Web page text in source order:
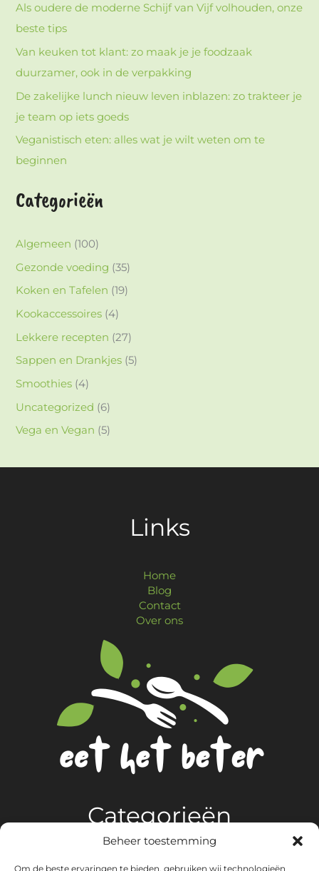
Beheer toestemming
Om de beste ervaringen te bieden, gebruiken wij technologieën
Als oudere de moderne Schijf van Vijf volhouden, onze
beste tips
Van keuken tot klant: zo maak je je foodzaak
duurzamer, ook in de verpakking
De zakelijke lunch nieuw leven inblazen: zo trakteer je
je team op iets goeds
Veganistisch eten: alles wat je wilt weten om te
beginnen
Categorieën
Algemeen (100)
Gezonde voeding (35)
Koken en Tafelen (19)
Kookaccessoires (4)
Lekkere recepten (27)
Sappen en Drankjes (5)
Smoothies (4)
Uncategorized (6)
Vega en Vegan (5)
Links
Home
Blog
Contact
Over ons
Categorieën
Algemeen